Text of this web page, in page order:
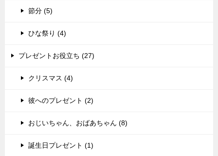
節分 (5)
ひな祭り (4)
プレゼントお役立ち (27)
クリスマス (4)
彼へのプレゼント (2)
おじいちゃん、おばあちゃん (8)
誕生日プレゼント (1)